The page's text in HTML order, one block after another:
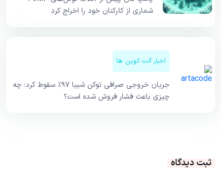
شماری از کارکنان خود را اخراج کرد
اخبار آلت کوین ها
جریان خروجی صرافی توکن شیبا ۹۷٪ سقوط کرد: چه
چیزی باعث فشار فروش شده است؟
ثبت دیدگاه